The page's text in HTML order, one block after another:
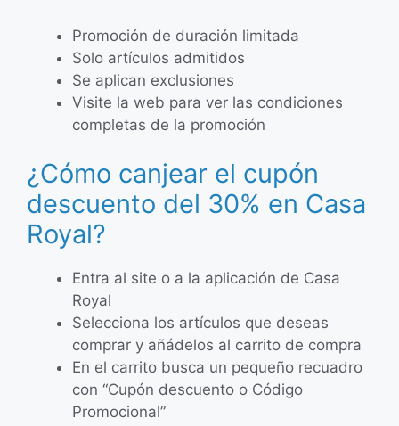
Promoción de duración limitada
Solo artículos admitidos
Se aplican exclusiones
Visite la web para ver las condiciones
completas de la promoción
¿Cómo canjear el cupón
descuento del 30% en Casa
Royal?
Entra al site o a la aplicación de Casa
Royal
Selecciona los artículos que deseas
comprar y añádelos al carrito de compra
En el carrito busca un pequeño recuadro
con “Cupón descuento o Código
Promocional”